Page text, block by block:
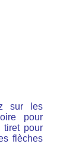
sur les
pour
tiret pour
flèches